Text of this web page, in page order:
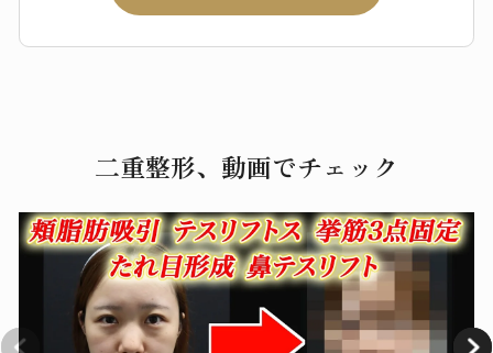
二重整形、動画でチェック